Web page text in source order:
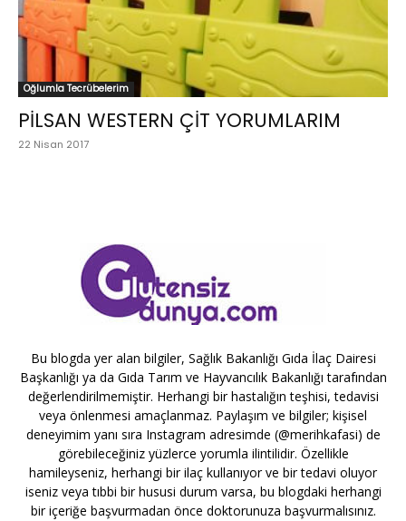
Oğlumla Tecrübelerim
PİLSAN WESTERN ÇİT YORUMLARIM
22 Nisan 2017
Bu blogda yer alan bilgiler, Sağlık Bakanlığı Gıda İlaç Dairesi
Başkanlığı ya da Gıda Tarım ve Hayvancılık Bakanlığı tarafından
değerlendirilmemiştir. Herhangi bir hastalığın teşhisi, tedavisi
veya önlenmesi amaçlanmaz. Paylaşım ve bilgiler; kişisel
deneyimim yanı sıra Instagram adresimde (@merihkafasi) de
görebileceğiniz yüzlerce yorumla ilintilidir. Özellikle
hamileyseniz, herhangi bir ilaç kullanıyor ve bir tedavi oluyor
iseniz veya tıbbi bir hususi durum varsa, bu blogdaki herhangi
bir içeriğe başvurmadan önce doktorunuza başvurmalısınız.